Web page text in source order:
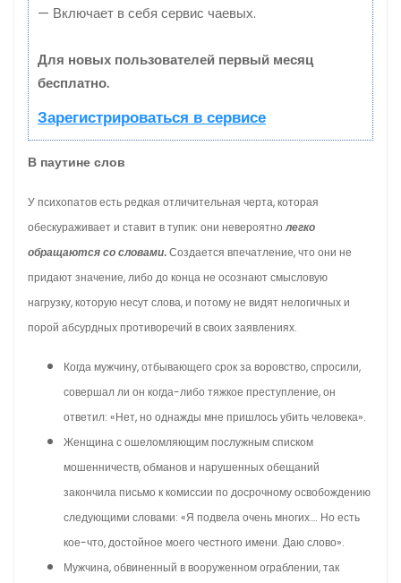
— Включает в себя сервис чаевых.
Для новых пользователей первый месяц
бесплатно.
Зарегистрироваться в сервисе
В паутине слов
У психопатов есть редкая отличительная черта, которая
обескураживает и ставит в тупик: они невероятнолегко
обращаются со словами.Создается впечатление, что они не
придают значение, либо до конца не осознают смысловую
нагрузку, которую несут слова, и потому не видят нелогичных и
порой абсурдных противоречий в своих заявлениях.
Когда мужчину, отбывающего срок за воровство, спросили,
совершал ли он когда-либо тяжкое преступление, он
ответил: «Нет, но однажды мне пришлось убить человека».
Женщина с ошеломляющим послужным списком
мошенничеств, обманов и нарушенных обещаний
закончила письмо к комиссии по досрочному освобождению
следующими словами: «Я подвела очень многих…. Но есть
кое-что, достойное моего честного имени. Даю слово».
Мужчина, обвиненный в вооруженном ограблении, так